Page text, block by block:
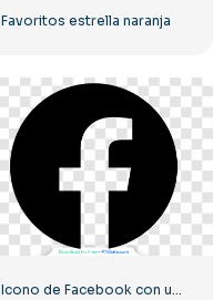
Favoritos estrella naranja
Icono de Facebook con un círculo negro